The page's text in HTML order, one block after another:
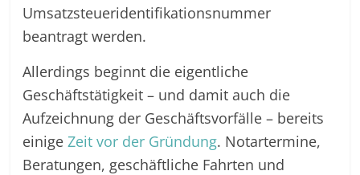
Umsatzsteueridentifikationsnummer
beantragt werden.
Allerdings beginnt die eigentliche
Geschäftstätigkeit – und damit auch die
Aufzeichnung der Geschäftsvorfälle – bereits
einige Zeit vor der Gründung. Notartermine,
Beratungen, geschäftliche Fahrten und